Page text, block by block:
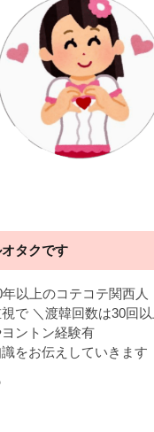
タクです
以上のコテコテ関西人
で ＼渡韓回数は30回以
ントン経験有
をお伝えしていきます